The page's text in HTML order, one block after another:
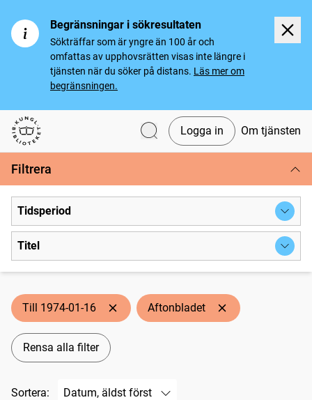
Begränsningar i sökresultaten
Sökträffar som är yngre än 100 år och
omfattas av upphovsrätten visas inte längre i
tjänsten när du söker på distans. Läs mer om
begränsningen.
Svenska tidningar
Logga in Om tjänsten
Filtrera
Tidsperiod
Titel
Till 1974-01-16 Aftonbladet
Rensa alla filter
Sortera: